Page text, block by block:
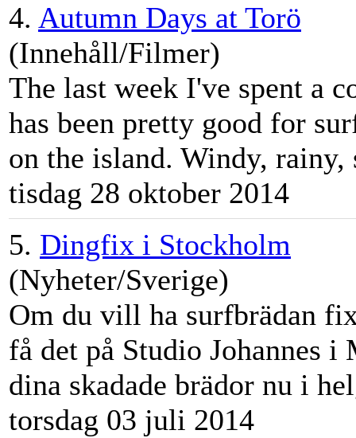
4. Autumn Days at Torö
(Innehåll/Filmer)
The last week I've spent a
has been pretty good for
on the island. Windy, rainy,
tisdag 28 oktober 2014
5. Dingfix i Stockholm
(Nyheter/Sverige)
Om du vill ha surfbrädan
få det på Studio Johannes
dina skadade brädor nu i
torsdag 03 juli 2014